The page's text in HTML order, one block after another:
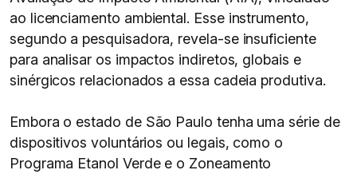
ao licenciamento ambiental. Esse instrumento,
segundo a pesquisadora, revela-se insuficiente
para analisar os impactos indiretos, globais e
sinérgicos relacionados a essa cadeia produtiva.
Embora o estado de São Paulo tenha uma série de
dispositivos voluntários ou legais, como o
Programa Etanol Verde e o Zoneamento